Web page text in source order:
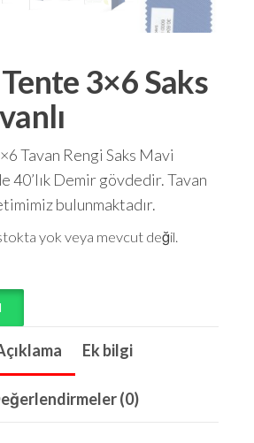
3×6 Saks
Tavan Rengi Saks Mavi
40’lık Demir gövdedir. Tavan
bulunmaktadır.
yok veya mevcut değil.
Ek bilgi
(0)